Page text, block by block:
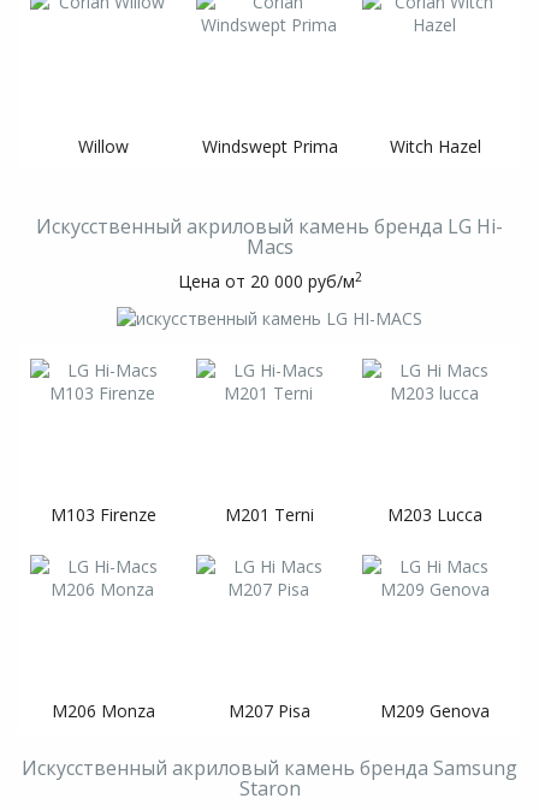
Willow Windswept Prima Witch Hazel
Искусственный акриловый камень бренда LG Hi-
Macs
Цена от 20 000 руб/м2
M103 Firenze M201 Terni M203 Lucca
M206 Monza M207 Pisa M209 Genova
Искусственный акриловый камень бренда Samsung
Staron